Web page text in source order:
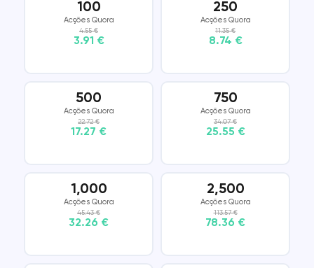
100
Acções Quora
4.55 €
3.91 €
250
Acções Quora
11.35 €
8.74 €
500
Acções Quora
22.72 €
17.27 €
750
Acções Quora
34.07 €
25.55 €
1,000
Acções Quora
45.43 €
32.26 €
2,500
Acções Quora
113.57 €
78.36 €